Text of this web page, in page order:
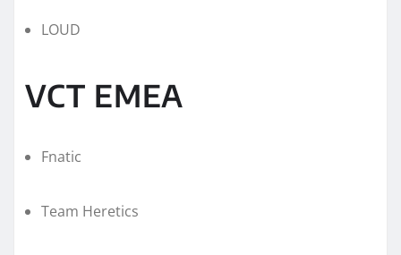
LOUD
VCT EMEA
Fnatic
Team Heretics